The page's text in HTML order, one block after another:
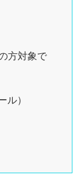
方対象で
ル）